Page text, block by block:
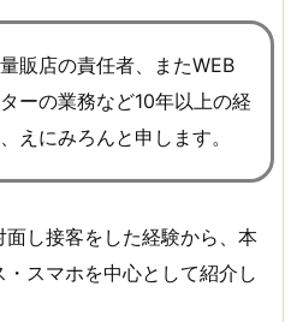
販店の責任者、またWEB
ーの業務など10年以上の経
えにみろんと申します。
し接客をした経験から、本
スマホを中心として紹介し